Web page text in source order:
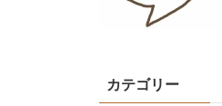
カテゴリー